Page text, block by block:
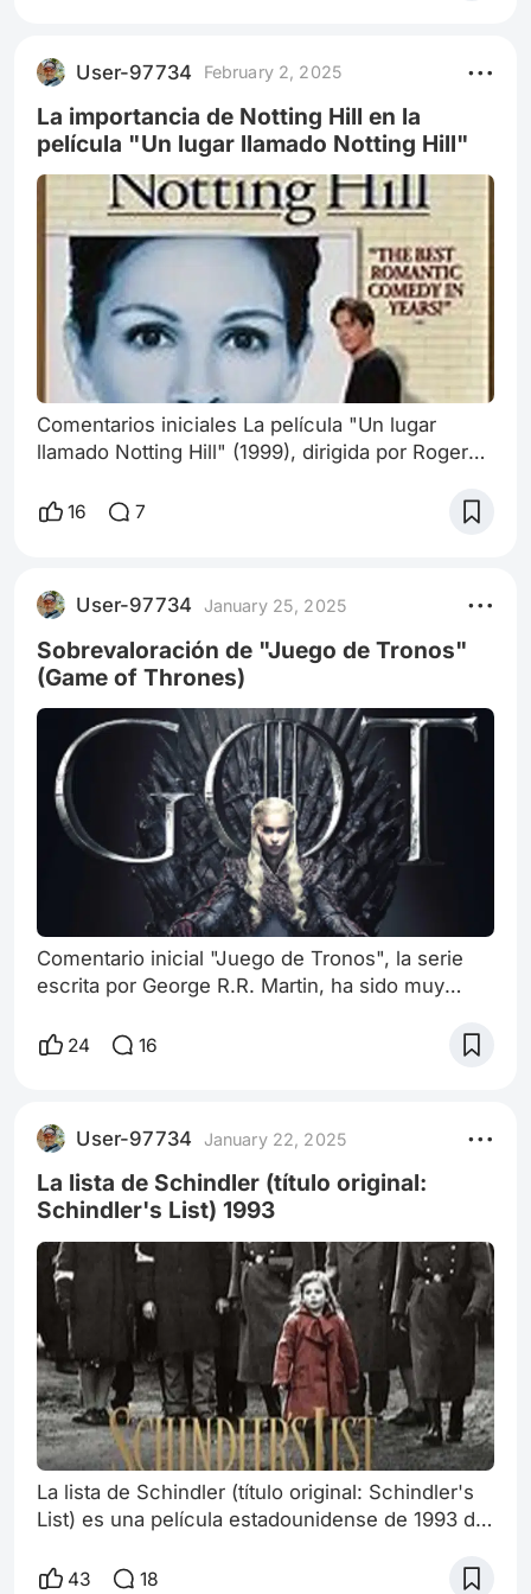
resistencia del rey espartano Leonidas y sus
300 valientes guerreros contra la inmensa
fuerza del ejército persa, el cual estu
User-97734 February 2, 2025
La importancia de Notting Hill en la
película "Un lugar llamado Notting Hill"
Comentarios iniciales La película "Un lugar
llamado Notting Hill" (1999), dirigida por Roger
Hugh Grant, es una conmovedora comedia
distrito, ubicado en el borough de Kensington y
Chelsea, es super importante para la narrativa
del film, debido a que actúa como u
16 7
User-97734 January 25, 2025
Sobrevaloración de "Juego de Tronos"
(Game of Thrones)
Comentario inicial "Juego de Tronos", la serie
escrita por George R.R. Martin, ha sido muy
embargo, deberiamos examinar objetivamente
que ha tenido o si, en realidad, está
sobrevalorada. A continuación, presento ciertos
argumentos con los cuales podríamos inf
24 16
User-97734 January 22, 2025
La lista de Schindler (título original:
Schindler's List) 1993
La lista de Schindler (título original: Schindler's
List) es una película estadounidense de 1993 del
de ficción histórica El arca de Schindler del
43 18